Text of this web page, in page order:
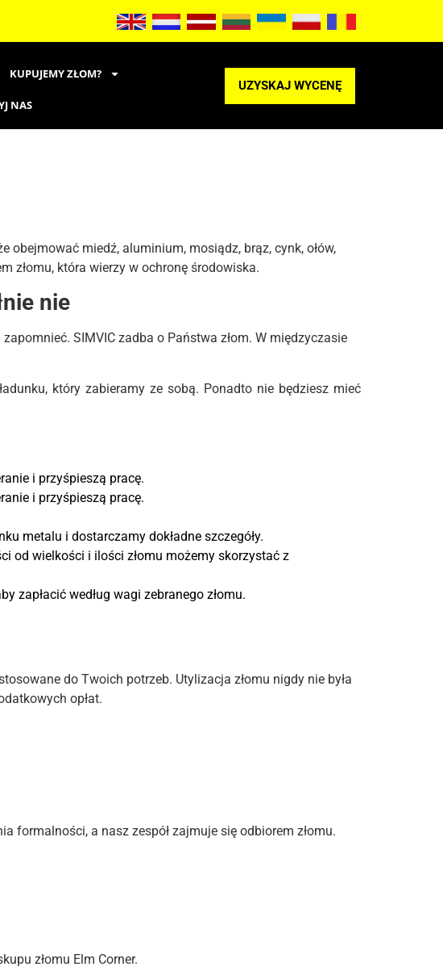
KUPUJEMY ZŁOM?
NAS
UZYSKAJ WYCENĘ
obejmować miedź, aluminium, mosiądz, brąz, cynk, ołów,
złomu, która wierzy w ochronę środowiska.
nie
SIMVIC zadba o Państwa złom. W międzyczasie
który zabieramy ze sobą. Ponadto nie będziesz mieć
i przyśpieszą pracę.
i przyśpieszą pracę.
metalu i dostarczamy dokładne szczegóły.
od wielkości i ilości złomu możemy skorzystać z
zapłacić według wagi zebranego złomu.
do Twoich potrzeb. Utylizacja złomu nigdy nie była
opłat.
formalności, a nasz zespół zajmuje się odbiorem złomu.
złomu Elm Corner.